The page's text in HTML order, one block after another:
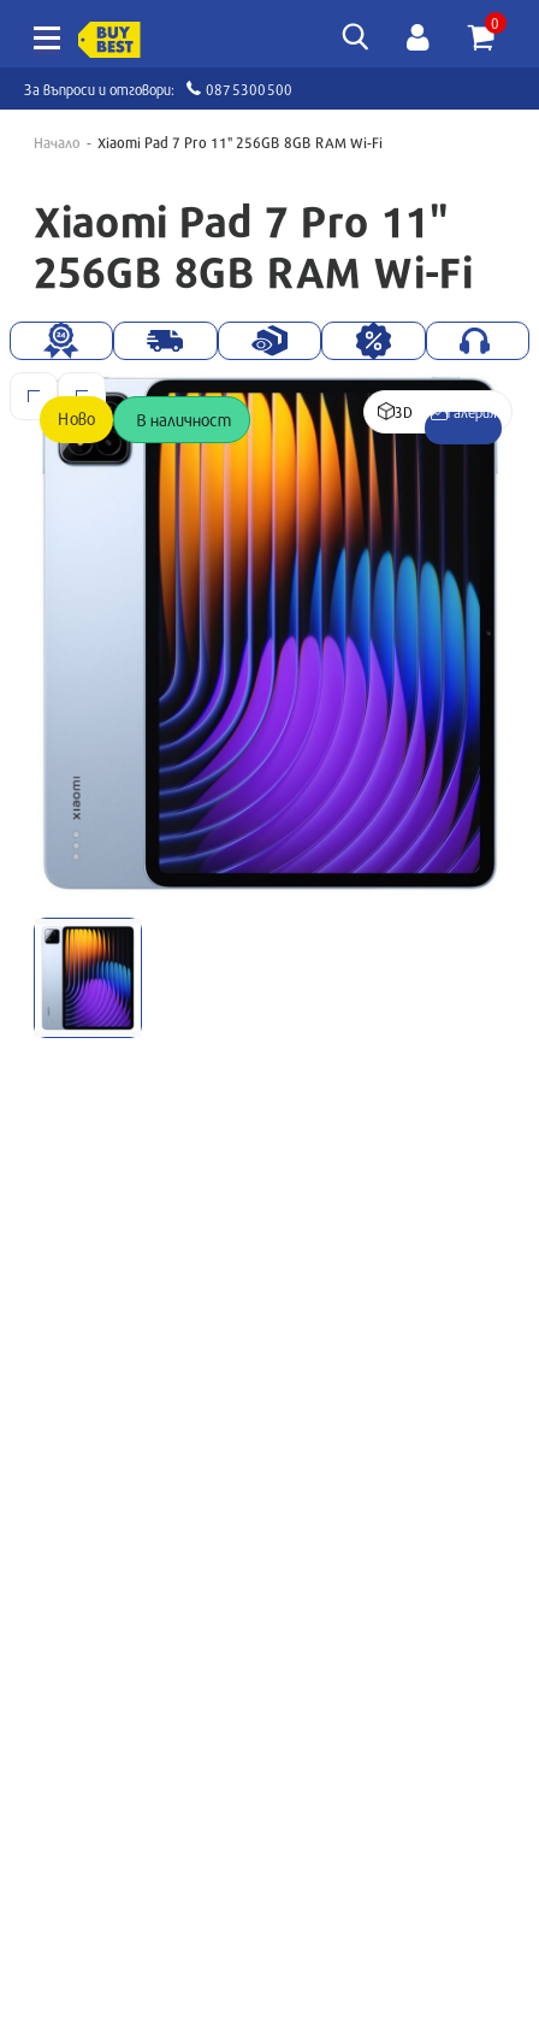
0
За въпроси и отговори: 0875300500
Начало Xiaomi Pad 7 Pro 11" 256GB 8GB RAM Wi-Fi
Xiaomi Pad 7 Pro 11"
256GB 8GB RAM Wi-Fi
Ново В наличност 3D Галерия